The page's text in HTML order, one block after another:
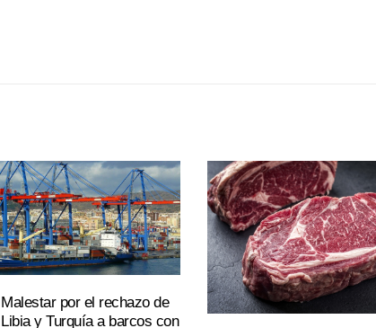
Malestar por el rechazo de
Libia y Turquía a barcos con